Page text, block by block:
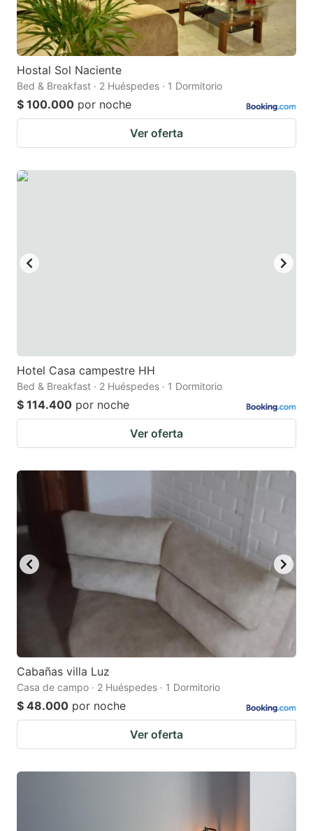
Hostal Sol Naciente
Bed & Breakfast · 2 Huéspedes · 1 Dormitorio
$ 100.000 por noche
Ver oferta
Hotel Casa campestre HH
Bed & Breakfast · 2 Huéspedes · 1 Dormitorio
$ 114.400 por noche
Ver oferta
Cabañas villa Luz
Casa de campo · 2 Huéspedes · 1 Dormitorio
$ 48.000 por noche
Ver oferta